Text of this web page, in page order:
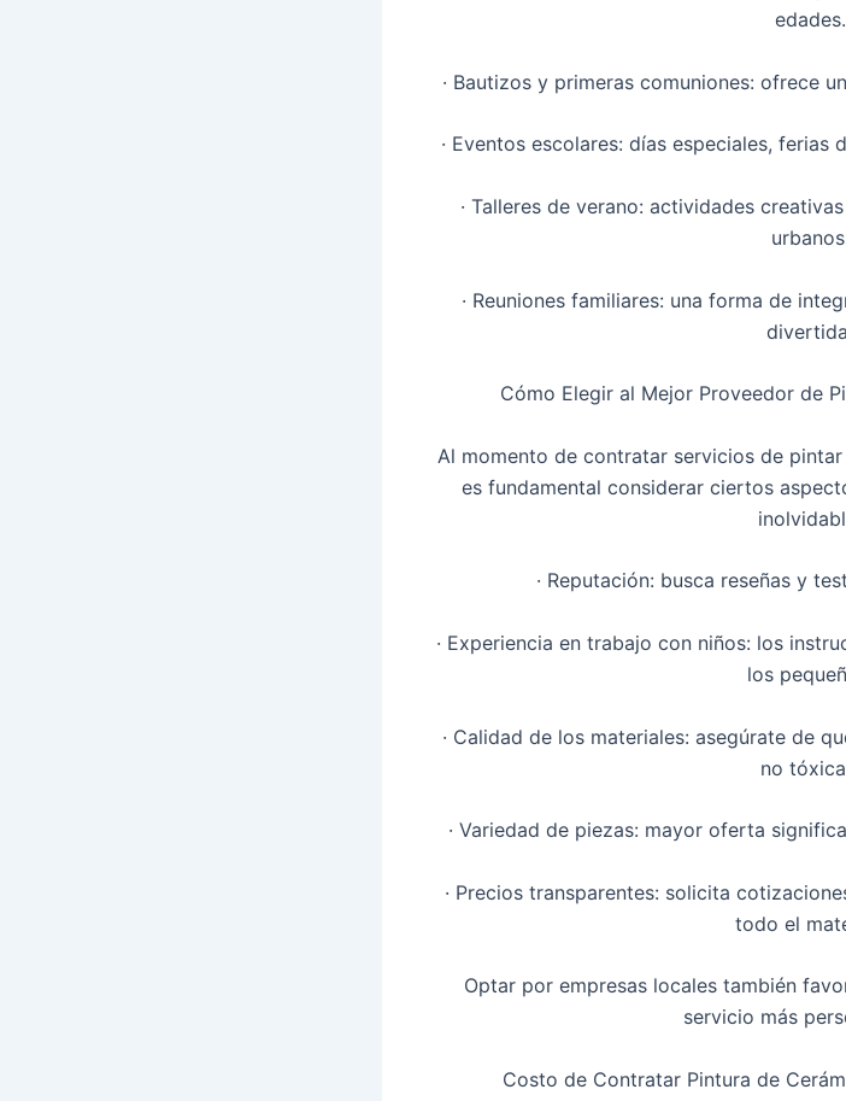
edades.
· Bautizos y primeras comuniones: ofrece
· Eventos escolares: días especiales,
· Talleres de verano: actividades
· Reuniones familiares: una forma de
Cómo Elegir al Mejor Proveedor de
Al momento de contratar servicios de
es fundamental considerar ciertos
· Reputación: busca reseñas y
· Experiencia en trabajo con niños: los
los
· Calidad de los materiales: asegúrate de
no
· Variedad de piezas: mayor oferta
· Precios transparentes: solicita
todo el
Optar por empresas locales también
servicio más
Costo de Contratar Pintura de